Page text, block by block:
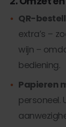
QR-
extra’s –
wijn –
bediening.
Papieren
personeel.